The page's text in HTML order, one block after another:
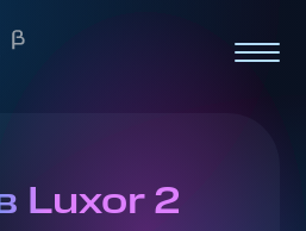
Luxor 2